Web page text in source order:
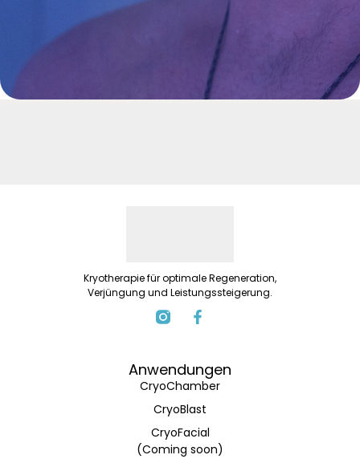
Kryotherapie für optimale Regeneration,
Verjüngung und Leistungssteigerung.
Anwendungen
CryoChamber
CryoBlast
CryoFacial
(Coming soon)